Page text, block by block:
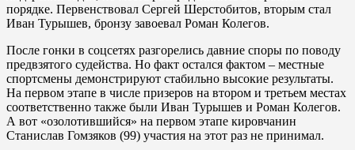
порядке. Первенствовал Сергей Шерстобитов, вторым стал
Иван Турышев, бронзу завоевал Роман Колегов.
После гонки в соцсетях разгорелись давние споры по поводу
предвзятого судейства. Но факт остался фактом – местные
спортсмены демонстрируют стабильно высокие результаты.
На первом этапе в числе призеров на втором и третьем местах
соответственно также были Иван Турышев и Роман Колегов.
А вот «озолотившийся» на первом этапе кировчанин
Станислав Гомзяков (99) участия на этот раз не принимал.